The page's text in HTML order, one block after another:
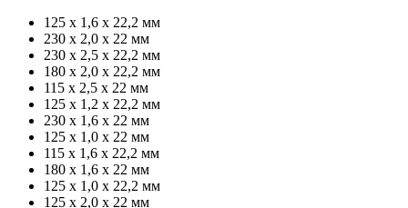
125 х 1,6 х 22,2 мм
230 х 2,0 х 22 мм
230 х 2,5 х 22,2 мм
180 х 2,0 х 22,2 мм
115 х 2,5 х 22 мм
125 х 1,2 х 22,2 мм
230 х 1,6 х 22 мм
125 х 1,0 х 22 мм
115 х 1,6 х 22,2 мм
180 х 1,6 х 22 мм
125 х 1,0 х 22,2 мм
125 х 2,0 х 22 мм